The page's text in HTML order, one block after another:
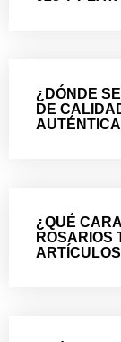
¿DÓNDE
DE
¿QUÉ
ROSARIOS